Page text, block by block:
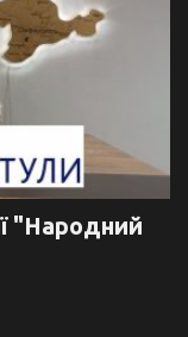
"Народний